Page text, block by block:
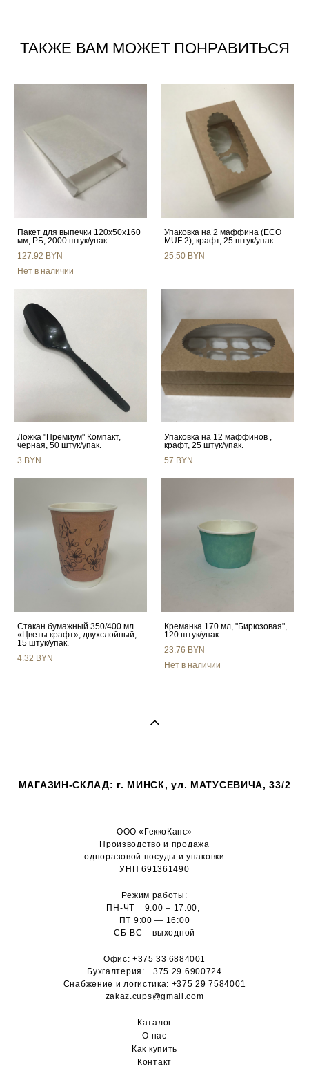
ТАКЖЕ ВАМ МОЖЕТ ПОНРАВИТЬСЯ
Пакет для выпечки 120х50х160
мм, РБ, 2000 штук/упак.
127.92 BYN
Нет в наличии
Упаковка на 2 маффина (ECO
MUF 2), крафт, 25 штук/упак.
25.50 BYN
Ложка "Премиум" Компакт,
черная, 50 штук/упак.
3 BYN
Упаковка на 12 маффинов ,
крафт, 25 штук/упак.
57 BYN
Стакан бумажный 350/400 мл
«Цветы крафт», двухслойный,
15 штук/упак.
4.32 BYN
Креманка 170 мл, "Бирюзовая",
120 штук/упак.
23.76 BYN
Нет в наличии
МАГАЗИН-СКЛАД: г. МИНСК, ул. МАТУСЕВИЧА, 33/2
ООО «ГеккоКапс»
Производство и продажа
одноразовой посуды и упаковки
УНП 691361490
Режим работы:
ПН-ЧТ 9:00 – 17:00,
ПТ 9:00 — 16:00
СБ-ВС выходной
Офис:+375 33 6884001
Бухгалтерия: +375 29 6900724
Снабжение и логистика: +375 29 7584001
zakaz.cups@gmail.com
Каталог
О нас
Как купить
Контакт